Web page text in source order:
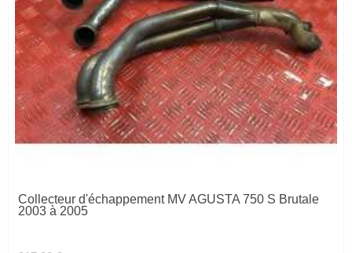
Collecteur d'échappement MV AGUSTA 750 S Brutale
2003 à 2005